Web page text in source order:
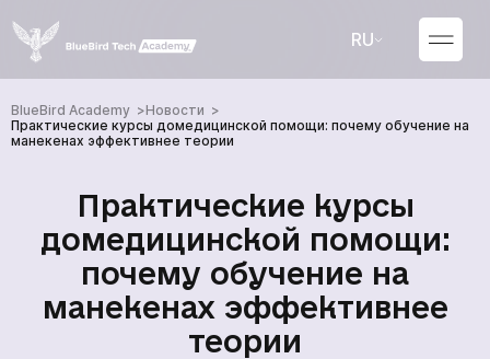
RU
UA
BlueBird Academy
Новости
Практические курсы домедицинской помощи: почему обучение на
манекенах эффективнее теории
Практические курсы
домедицинской помощи:
почему обучение на
манекенах эффективнее
теории